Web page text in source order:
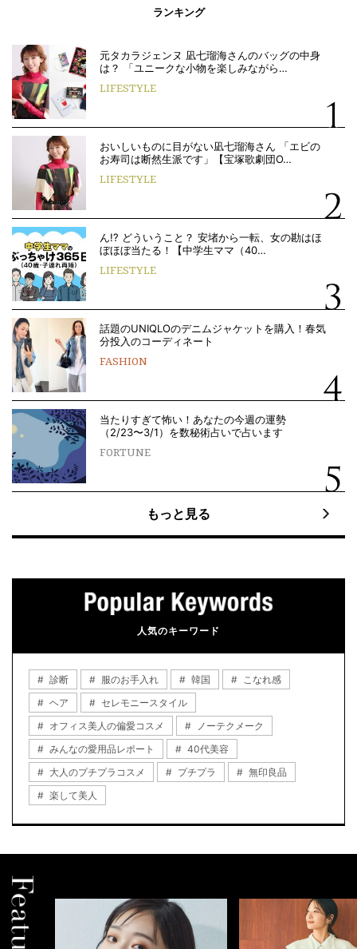
ランキング
元タカラジェンヌ 凪七瑠海さんのバッグの中身
は？ 「ユニークな小物を楽しみながら…
LIFESTYLE
おいしいものに目がない凪七瑠海さん 「エビの
お寿司は断然生派です」【宝塚歌劇団O…
LIFESTYLE
ん!? どういうこと？ 安堵から一転、女の勘はほ
ぼほぼ当たる！【中学生ママ（40…
LIFESTYLE
話題のUNIQLOのデニムジャケットを購入！春気
分投入のコーディネート
FASHION
当たりすぎて怖い！あなたの今週の運勢
（2/23〜3/1）を数秘術占いで占います
FORTUNE
もっと見る
人気のキーワード
診断 服のお手入れ 韓国
こなれ感
ヘア
セレモニースタイル
オフィス美人の偏愛コスメ
ノーテクメーク
みんなの愛用品レポート
40代美容
大人のプチプラコスメ
プチプラ
無印良品
楽して美人